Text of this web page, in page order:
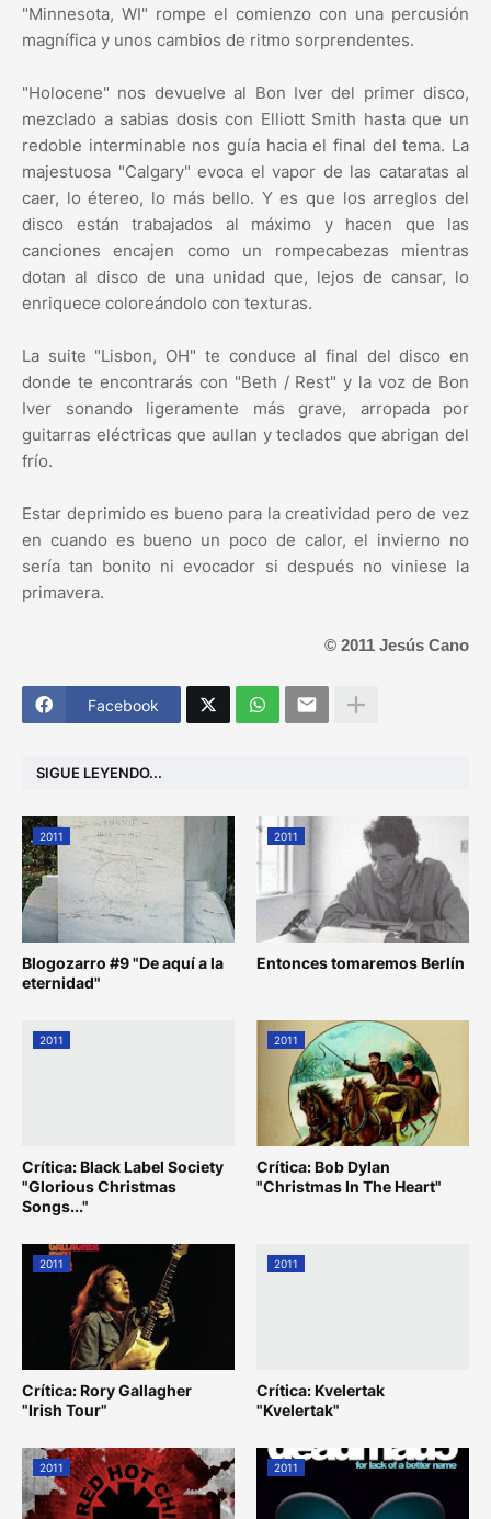
"Minnesota, WI" rompe el comienzo con una percusión
magnífica y unos cambios de ritmo sorprendentes.
"Holocene" nos devuelve al Bon Iver del primer disco,
mezclado a sabias dosis con Elliott Smith hasta que un
redoble interminable nos guía hacia el final del tema. La
majestuosa "Calgary" evoca el vapor de las cataratas al
caer, lo étereo, lo más bello. Y es que los arreglos del
disco están trabajados al máximo y hacen que las
canciones encajen como un rompecabezas mientras
dotan al disco de una unidad que, lejos de cansar, lo
enriquece coloreándolo con texturas.
La suite "Lisbon, OH" te conduce al final del disco en
donde te encontrarás con "Beth / Rest" y la voz de Bon
Iver sonando ligeramente más grave, arropada por
guitarras eléctricas que aullan y teclados que abrigan del
frío.
Estar deprimido es bueno para la creatividad pero de vez
en cuando es bueno un poco de calor, el invierno no
sería tan bonito ni evocador si después no viniese la
primavera.
© 2011 Jesús Cano
Facebook
SIGUE LEYENDO...
2011
Blogozarro #9 "De aquí a la
eternidad"
2011
Entonces tomaremos Berlín
2011
Crítica: Black Label Society
"Glorious Christmas
Songs..."
2011
Crítica: Bob Dylan
"Christmas In The Heart"
2011
Crítica: Rory Gallagher
"Irish Tour"
2011
Crítica: Kvelertak
"Kvelertak"
2011 2011